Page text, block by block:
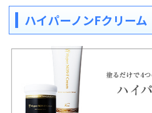
ハイパーノンFクリーム